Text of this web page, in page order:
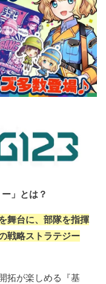
」とは？
舞台に、部隊を指揮
戦略ストラテジー
拓が楽しめる『基